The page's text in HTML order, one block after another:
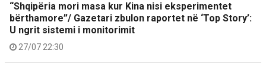
“Shqipëria mori masa kur Kina nisi eksperimentet
bërthamore”/ Gazetari zbulon raportet në ‘Top Story’:
U ngrit sistemi i monitorimit
27/07 22:30